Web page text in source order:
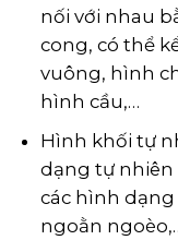
nối với nhau
cong, có thể
vuông, hình
hình cầu,…
Hình khối tự
dạng tự nhiên
các hình
ngoằn